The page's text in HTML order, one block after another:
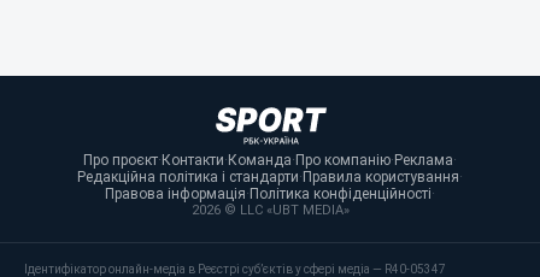
Про проєкт·Контакти·Команда·Про компанію·Реклама·
Редакційна політика і стандарти·Правила користування·
Правова інформація·Політика конфіденційності·
2026 © LLC «UBT MEDIA»
Ідентифікатор онлайн-медіа в Реєстрі суб’єктів у сфері медіа — R40-05347